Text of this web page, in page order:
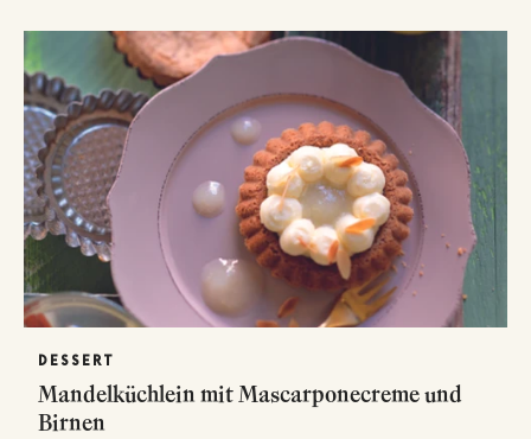
DESSERT
Mandelküchlein mit Mascarponecreme und
Birnen